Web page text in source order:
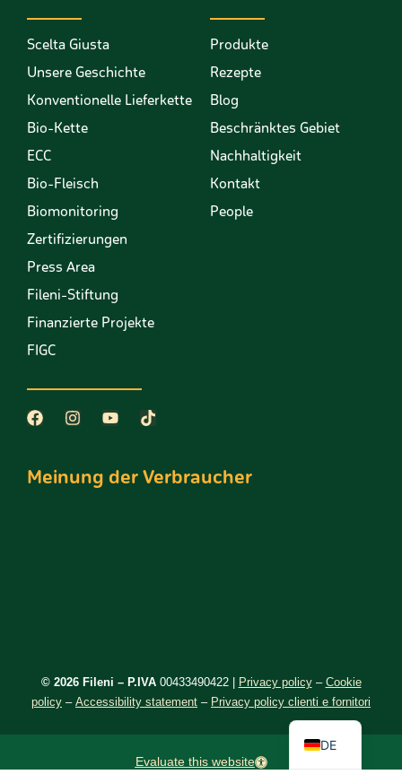
Scelta Giusta
Unsere Geschichte
Konventionelle Lieferkette
Bio-Kette
ECC
Bio-Fleisch
Biomonitoring
Zertifizierungen
Press Area
Fileni-Stiftung
Finanzierte Projekte
FIGC
Produkte
Rezepte
Blog
Beschränktes Gebiet
Nachhaltigkeit
Kontakt
People
Meinung der Verbraucher
©️ 2026 Fileni – P.IVA00433490422 | Privacy policy– Cookie
policy – Accessibility statement – Privacy policy clienti e fornitori
Evaluate this website
DE
EN